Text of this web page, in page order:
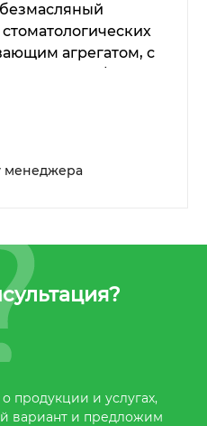
агрегатом, с
менеджера
продукции и услугах,
вариант и предложим